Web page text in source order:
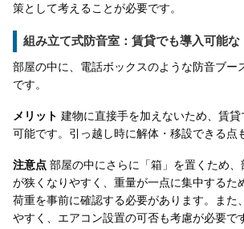
策として考えることが必要です。
組み立て式防音室：賃貸でも導入可能な
部屋の中に、電話ボックスのような防音ブー
です。
メリット 建物に直接手を加えないため、賃
可能です。引っ越し時に解体・移設できる点
注意点 部屋の中にさらに「箱」を置くため
が狭くなりやすく、重量が一点に集中するた
荷重を事前に確認する必要があります。また
やすく、エアコン設置の可否も考慮が必要で